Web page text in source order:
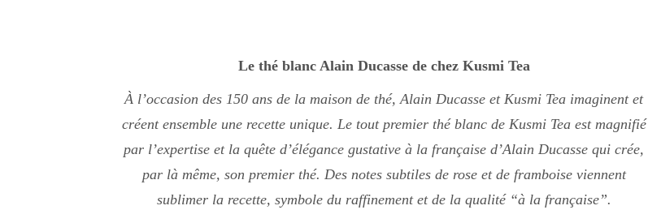
Le thé blanc Alain Ducasse de chez Kusmi Tea
À l’occasion des 150 ans de la maison de thé, Alain Ducasse et Kusmi Tea imaginent et
créent ensemble une recette unique. Le tout premier thé blanc de Kusmi Tea est magnifié
par l’expertise et la quête d’élégance gustative à la française d’Alain Ducasse qui crée,
par là même, son premier thé. Des notes subtiles de rose et de framboise viennent
sublimer la recette, symbole du raffinement et de la qualité “à la française”.